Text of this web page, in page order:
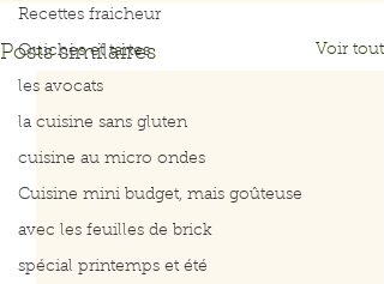
Recettes fraicheur
Quiches et tartes
les avocats
la cuisine sans gluten
cuisine au micro ondes
Cuisine mini budget, mais goûteuse
avec les feuilles de brick
spécial printemps et été
Posts similaires Voir tout